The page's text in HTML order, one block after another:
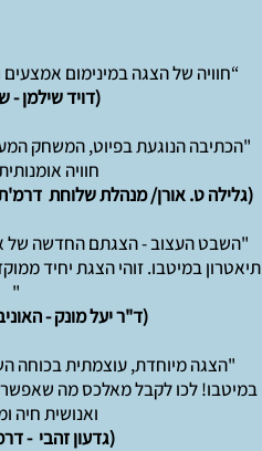
“חוויה של הצגה במינימום
(דויד שילמן -
"הכתיבה הנוגעת בפיוט, המשחק
חוויה
(גלילה ט. אורן/ מנהלת שלוחת
"השבט העצוב - הצגתם החדשה של
תיאטרון במיטבו. זוהי הצגת יחיד
"
(ד"ר יעל מונק -
"הצגה מיוחדת, עוצמתית בכוחה
במיטבו! לכו לקבל מאלכס מה שאפשר
ואנושית חיה
(גדעון זהבי -